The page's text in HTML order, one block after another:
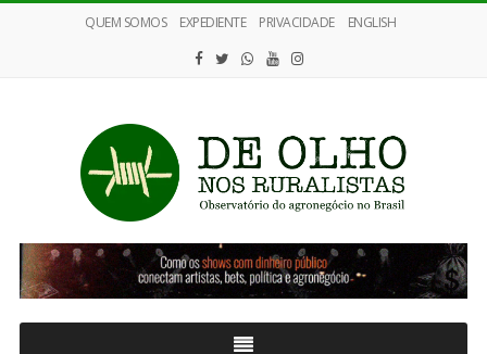
QUEM SOMOS EXPEDIENTE PRIVACIDADE ENGLISH
De
Olho
nos